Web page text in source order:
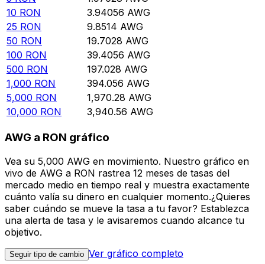
10 RON 3.94056 AWG
25 RON 9.8514 AWG
50 RON 19.7028 AWG
100 RON 39.4056 AWG
500 RON 197.028 AWG
1,000 RON 394.056 AWG
5,000 RON 1,970.28 AWG
10,000 RON 3,940.56 AWG
AWG a RON gráfico
Vea su 5,000 AWG en movimiento. Nuestro gráfico en
vivo de AWG a RON rastrea 12 meses de tasas del
mercado medio en tiempo real y muestra exactamente
cuánto valía su dinero en cualquier momento.¿Quieres
saber cuándo se mueve la tasa a tu favor? Establezca
una alerta de tasa y le avisaremos cuando alcance tu
objetivo.
Seguir tipo de cambio Ver gráfico completo